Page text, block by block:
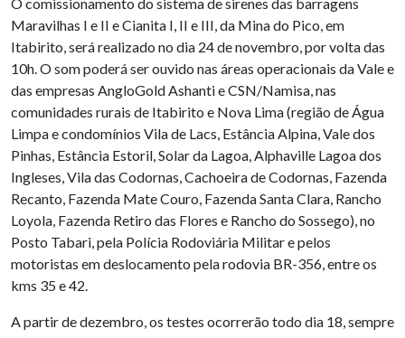
Maravilhas I e II e Cianita I, II e III, da Mina do Pico, em
Itabirito, será realizado no dia 24 de novembro, por volta das
10h. O som poderá ser ouvido nas áreas operacionais da Vale e
das empresas AngloGold Ashanti e CSN/Namisa, nas
comunidades rurais de Itabirito e Nova Lima (região de Água
Limpa e condomínios Vila de Lacs, Estância Alpina, Vale dos
Pinhas, Estância Estoril, Solar da Lagoa, Alphaville Lagoa dos
Ingleses, Vila das Codornas, Cachoeira de Codornas, Fazenda
Recanto, Fazenda Mate Couro, Fazenda Santa Clara, Rancho
Loyola, Fazenda Retiro das Flores e Rancho do Sossego), no
Posto Tabari, pela Polícia Rodoviária Militar e pelos
motoristas em deslocamento pela rodovia BR-356, entre os
kms 35 e 42.
A partir de dezembro, os testes ocorrerão todo dia 18, sempre